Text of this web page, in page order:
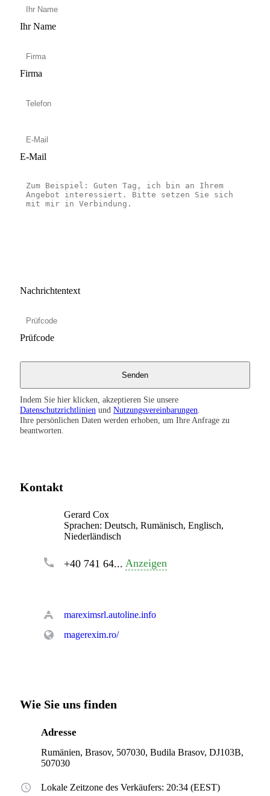
Ihr Name
Firma
E-Mail
Nachrichtentext
Prüfcode
Indem Sie hier klicken, akzeptieren Sie unsere
Datenschutzrichtlinien und Nutzungsvereinbarungen
Ihre persönlichen Daten werden erhoben, um Ihre Anfrage zu
beantworten.
Kontakt
Gerard Cox
Sprachen: Deutsch, Rumänisch, Englisch,
Niederländisch
+40 741 64... Anzeigen
mareximsrl.autoline.info
magerexim.ro/
Wie Sie uns finden
Adresse
Rumänien, Brasov, 507030, Budila Brasov, DJ103B,
507030
Lokale Zeitzone des Verkäufers: 20:34 (EEST)